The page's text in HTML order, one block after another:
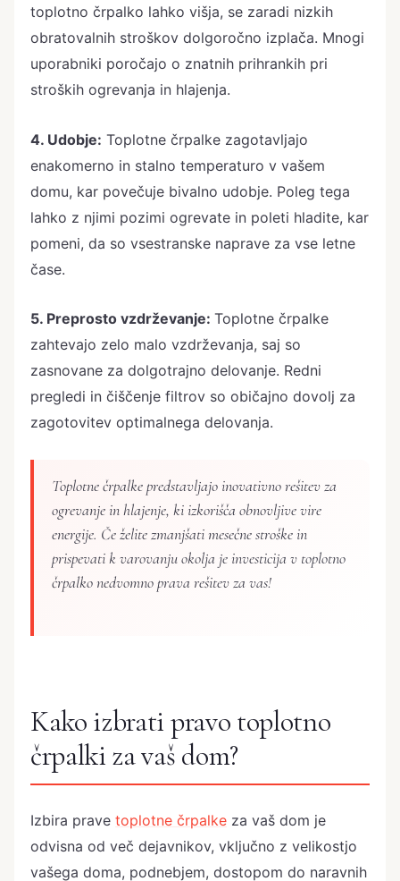
toplotno črpalko lahko višja, se zaradi nizkih
obratovalnih stroškov dolgoročno izplača. Mnogi
uporabniki poročajo o znatnih prihrankih pri
stroških ogrevanja in hlajenja.
4. Udobje: Toplotne črpalke zagotavljajo
enakomerno in stalno temperaturo v vašem
domu, kar povečuje bivalno udobje. Poleg tega
lahko z njimi pozimi ogrevate in poleti hladite, kar
pomeni, da so vsestranske naprave za vse letne
čase.
5. Preprosto vzdrževanje: Toplotne črpalke
zahtevajo zelo malo vzdrževanja, saj so
zasnovane za dolgotrajno delovanje. Redni
pregledi in čiščenje filtrov so običajno dovolj za
zagotovitev optimalnega delovanja.
Toplotne črpalke predstavljajo inovativno rešitev za
ogrevanje in hlajenje, ki izkorišča obnovljive vire
energije. Če želite zmanjšati mesečne stroške in
prispevati k varovanju okolja je investicija v toplotno
črpalko nedvomno prava rešitev za vas!
Kako izbrati pravo toplotno
črpalki za vaš dom?
Izbira prave toplotne črpalke za vaš dom je
odvisna od več dejavnikov, vključno z velikostjo
vašega doma, podnebjem, dostopom do naravnih